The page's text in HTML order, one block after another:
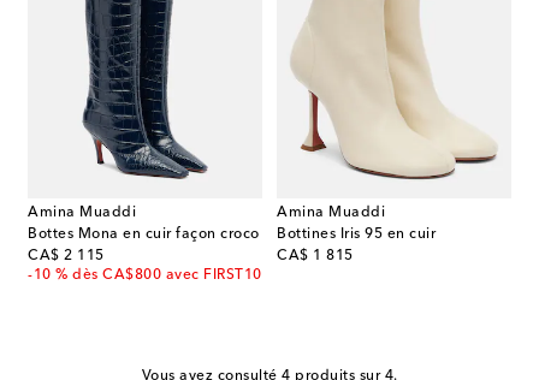
Amina Muaddi
Bottes Mona en cuir façon croco
CA$ 2 115
original price
-10 % dès CA$800 avec FIRST10
Amina Muaddi
Bottines Iris 95 en cuir
CA$ 1 815
original price
Vous avez consulté 4 produits sur 4.